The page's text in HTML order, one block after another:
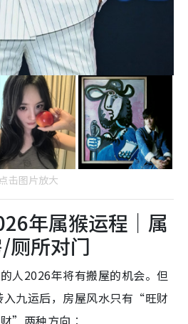
点击图片放大
年属猴运程｜属
厕所对门
人2026年将有搬屋的机会。但
入九运后，房屋风水只有“旺财